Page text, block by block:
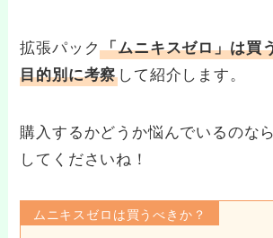
拡張パック「ムニキスゼロ」は買
目的別に考察して紹介します。
購入するかどうか悩んでいるのな
してくださいね！
ムニキスゼロは買うべきか？